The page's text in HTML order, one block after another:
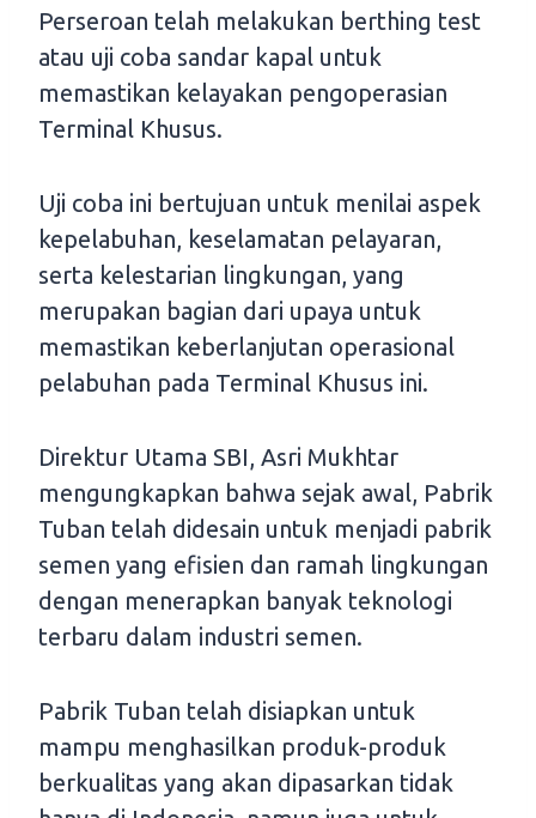
Perseroan telah melakukan berthing test
atau uji coba sandar kapal untuk
memastikan kelayakan pengoperasian
Terminal Khusus.
Uji coba ini bertujuan untuk menilai aspek
kepelabuhan, keselamatan pelayaran,
serta kelestarian lingkungan, yang
merupakan bagian dari upaya untuk
memastikan keberlanjutan operasional
pelabuhan pada Terminal Khusus ini.
Direktur Utama SBI, Asri Mukhtar
mengungkapkan bahwa sejak awal, Pabrik
Tuban telah didesain untuk menjadi pabrik
semen yang efisien dan ramah lingkungan
dengan menerapkan banyak teknologi
terbaru dalam industri semen.
Pabrik Tuban telah disiapkan untuk
mampu menghasilkan produk-produk
berkualitas yang akan dipasarkan tidak